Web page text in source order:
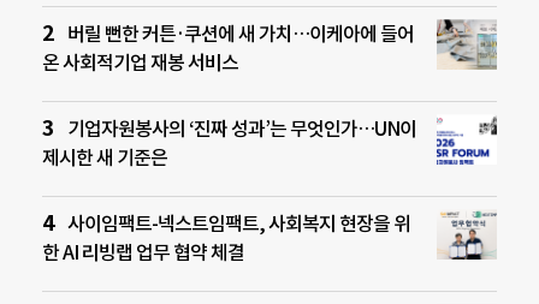
버릴 뻔한 커튼·쿠션에 새 가치…이케아에 들어
온 사회적기업 재봉 서비스
기업자원봉사의 ‘진짜 성과’는 무엇인가…UN이
제시한 새 기준은
사이임팩트-넥스트임팩트, 사회복지 현장을 위
한 AI 리빙랩 업무 협약 체결